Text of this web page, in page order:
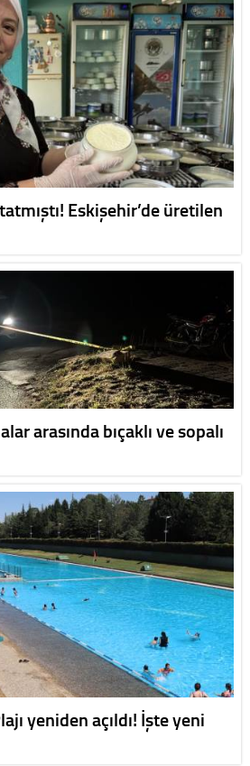
Eskişehir’de üretilen
arasında bıçaklı ve sopalı
yeniden açıldı! İşte yeni